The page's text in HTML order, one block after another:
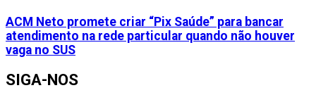
ACM Neto promete criar “Pix Saúde” para bancar
atendimento na rede particular quando não houver
vaga no SUS
SIGA-NOS